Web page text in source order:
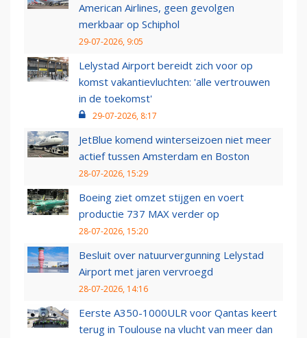
American Airlines, geen gevolgen
merkbaar op Schiphol
29-07-2026, 9:05
Lelystad Airport bereidt zich voor op
komst vakantievluchten: 'alle vertrouwen
in de toekomst'
29-07-2026, 8:17
JetBlue komend winterseizoen niet meer
actief tussen Amsterdam en Boston
28-07-2026, 15:29
Boeing ziet omzet stijgen en voert
productie 737 MAX verder op
28-07-2026, 15:20
Besluit over natuurvergunning Lelystad
Airport met jaren vervroegd
28-07-2026, 14:16
Eerste A350-1000ULR voor Qantas keert
terug in Toulouse na vlucht van meer dan